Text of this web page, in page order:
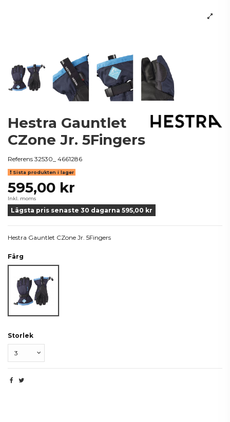
Hestra Gauntlet
CZone Jr. 5Fingers
Referens 32530_ 4661286
Sista produkten i lager
595,00 kr
Inkl. moms
Lägsta pris senaste 30 dagarna 595,00 kr
Hestra Gauntlet CZone Jr. 5Fingers
Färg
Storlek